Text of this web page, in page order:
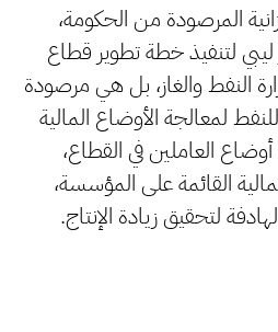
المرصودة من الحكومة،
مليار دينار ليبي لتنفيذ خطة تطوير قطاع
النفط والغاز، بل هي مرصودة
لمعالجة الأوضاع المالية
العاملين في القطاع،
القائمة على المؤسسة،
لتحقيق زيادة الإنتاج.